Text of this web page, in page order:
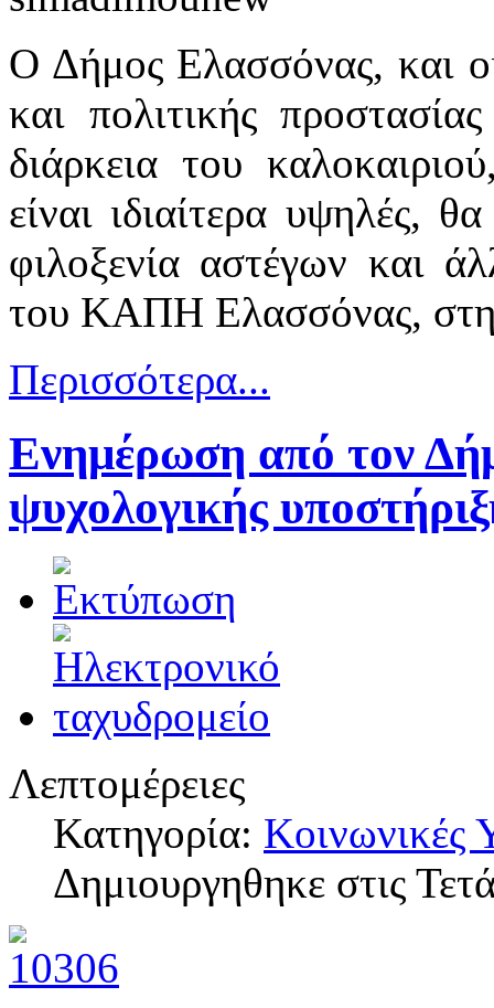
Ο Δήμος Ελασσόνας, και
και πολιτικής
διάρκεια του
είναι ιδιαίτερα υψηλές,
φιλοξενία αστέγων και
του ΚΑΠΗ Ελασσόνας,
Περισσότερα...
Ενημέρωση από τον
ψυχολογικής
Λεπτομέρειες
Κατηγορία: Κοινωνικές
Δημιουργηθηκε στις